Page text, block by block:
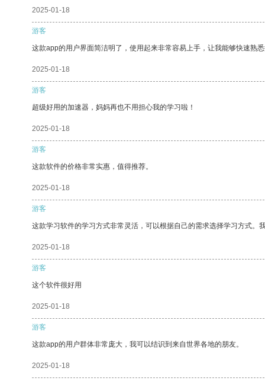
2025-01-18
游客
这款app的用户界面简洁明了，使用起来非常容易上手，让我能够快速熟
2025-01-18
游客
超级好用的加速器，妈妈再也不用担心我的学习啦！
2025-01-18
游客
这款软件的价格非常实惠，值得推荐。
2025-01-18
游客
这款学习软件的学习方式非常灵活，可以根据自己的需求选择学习方式。
2025-01-18
游客
这个软件很好用
2025-01-18
游客
这款app的用户群体非常庞大，我可以结识到来自世界各地的朋友。
2025-01-18